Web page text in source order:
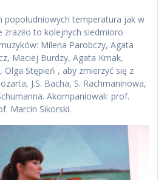
popołudniowych temperatura jak w
zraziło to kolejnych siedmioro
Milena Parobczy, Agata
Maciej Burdzy, Agata Kmak,
Stępień , aby zmierzyć się z
J.S. Bacha, S. Rachmaninowa,
Akompaniowali: prof.
Marcin Sikorski.